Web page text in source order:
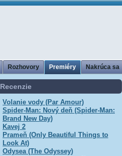
Rozhovory Premiéry Nakrúca sa
Recenzie
Volanie vody (Par Amour)
Spider-Man: Nový deň (Spider-Man:
Brand New Day)
Kavej 2
Prameň (Only Beautiful Things to
Look At)
Odysea (The Odyssey)